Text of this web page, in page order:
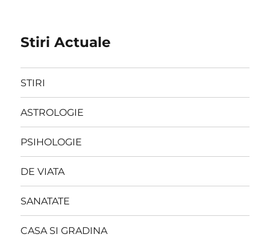
Stiri Actuale
STIRI
ASTROLOGIE
PSIHOLOGIE
DE VIATA
SANATATE
CASA SI GRADINA